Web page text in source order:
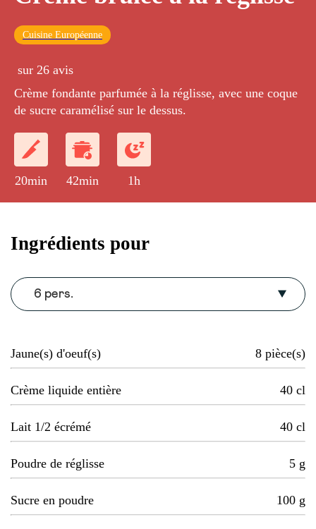
Cuisine Européenne
sur 26 avis
Crème fondante parfumée à la réglisse, avec une coque
de sucre caramélisé sur le dessus.
20min 42min 1h
Ingrédients pour
6 pers.
Jaune(s) d'oeuf(s) 8 pièce(s)
Crème liquide entière 40 cl
Lait 1/2 écrémé 40 cl
Poudre de réglisse 5 g
Sucre en poudre 100 g